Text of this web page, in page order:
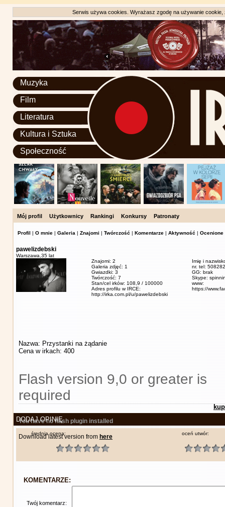
Serwis używa cookies. Wyrażasz zgodę na używanie
Muzyka
Film
Literatura
Kultura i Sztuka
Społeczność
Mój profil Użytkownicy Rankingi Konkursy Patronaty
Profil | O mnie | Galeria | Znajomi | Twórczość | Komentarze | Aktywność | Ocenione
pawelizdebski
Warszawa, 35 lat
Znajomi: 2
Galeria zdjęć: 1
Gwiazdki: 3
Twórczość: 7
Stan/cel irków: 108,9 / 100000
Adres profilu w IRCE:
http://irka.com.pl/u/pawelizdebski
Imię i
nr. tel:
GG: brak
Skype:
www:
https://
Nazwa: Przystanki na żądanie
Cena w irkach: 400
Flash version 9,0 or greater is
required
You have no flash plugin installed
Download latest version from here
DODAJ OPINIĘ
średnia ocena: oceń utwór:
KOMENTARZE:
Twój komentarz: